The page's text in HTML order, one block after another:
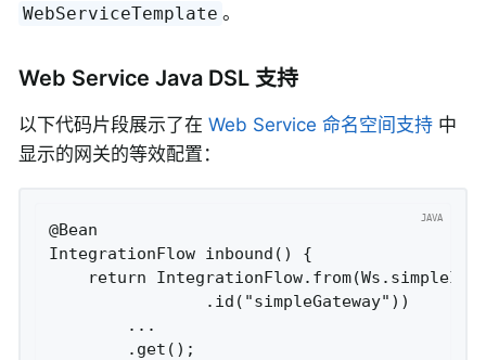
WebServiceTemplate 。
Web Service Java DSL 支持
以下代码片段展示了在 Web Service 命名空间支持 中
显示的网关的等效配置：
@Bean
IntegrationFlow inbound() {
return
                .id("simpleGateway"))
        ...
        .get();